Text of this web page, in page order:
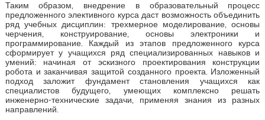
Таким образом, внедрение в образовательный процесс
предложенного элективного курса даст возможность объединить
ряд учебных дисциплин: трехмерное моделирование, основы
черчения, конструирование, основы электроники и
программирование. Каждый из этапов предложенного курса
сформирует у учащихся ряд специализированных навыков и
умений: начиная от эскизного проектирования конструкции
робота и заканчивая защитой созданного проекта. Изложенный
подход заложит фундамент становления учащихся как
специалистов будущего, умеющих комплексно решать
инженерно-технические задачи, применяя знания из разных
направлений.